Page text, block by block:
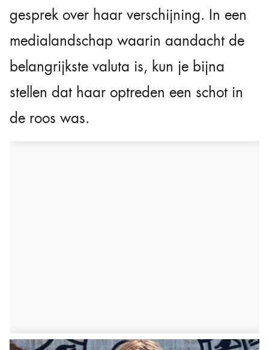
gesprek over haar verschijning. In een
medialandschap waarin aandacht de
belangrijkste valuta is, kun je bijna
stellen dat haar optreden een schot in
de roos was.